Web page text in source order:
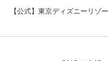
【公式】東京ディズニーリゾ